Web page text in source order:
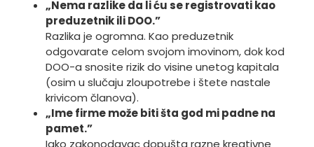
„Nema razlike da li ću se registrovati kao
preduzetnik ili DOO.”
Razlika je ogromna. Kao preduzetnik
odgovarate celom svojom imovinom, dok kod
DOO-a snosite rizik do visine unetog kapitala
(osim u slučaju zloupotrebe i štete nastale
krivicom članova).
„Ime firme može biti šta god mi padne na
pamet.”
Iako zakonodavac dopušta razne kreativne